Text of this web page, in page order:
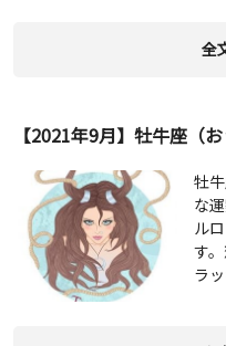
全
【2021年9月】牡牛座（
牡
な
ル
す
ラ